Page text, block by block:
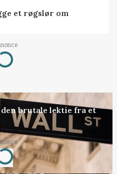
et røgslør om
brutale lektie fra et